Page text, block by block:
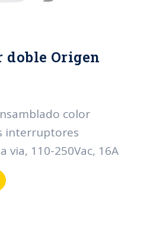
Origen
color
interruptores
via, 110-250Vac, 16A